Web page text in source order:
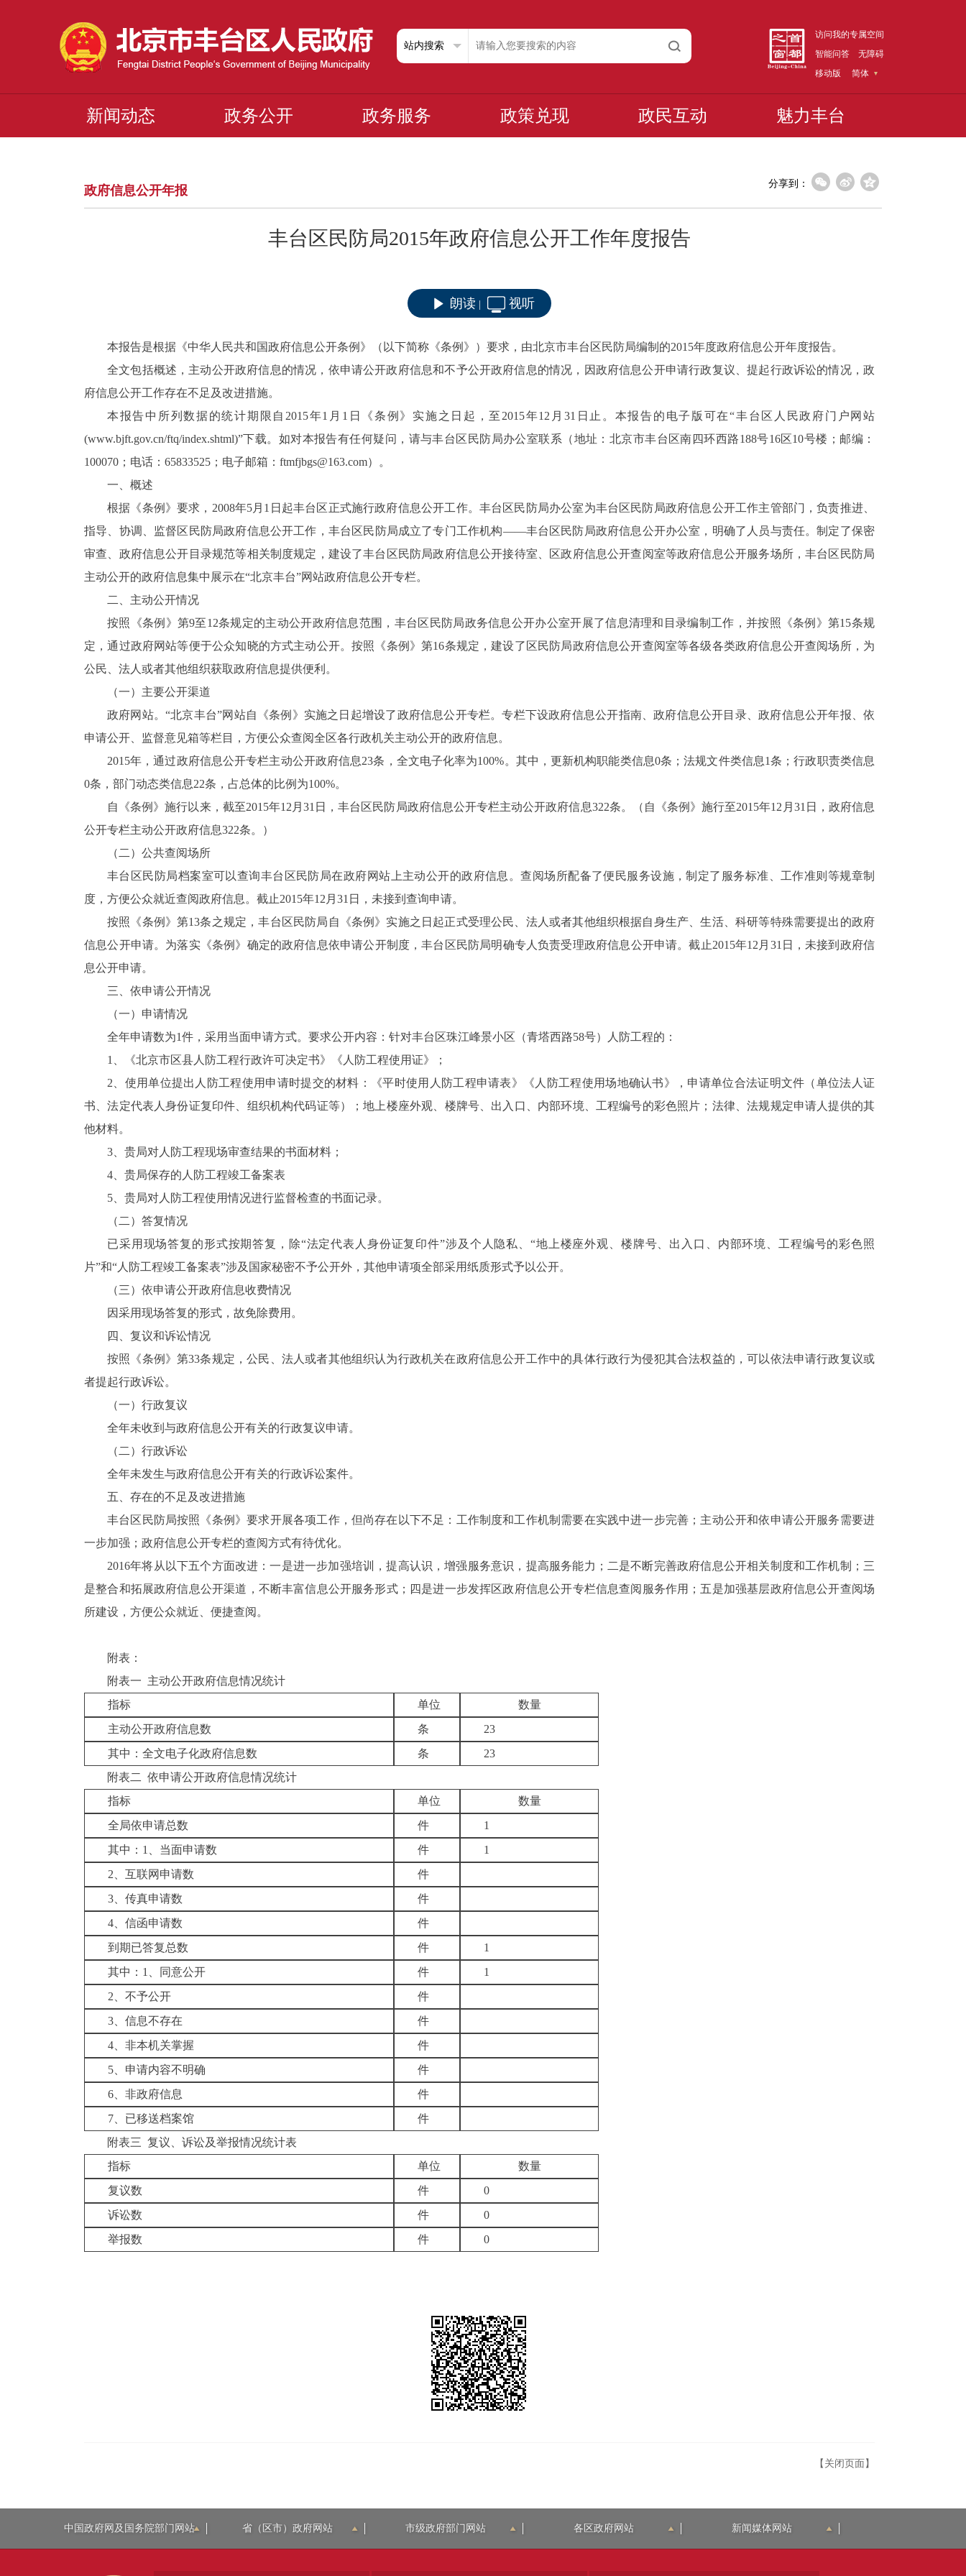
访问我的专属空间
智能问答
无障碍
移动版
简体
新闻动态 政务公开 政务服务 政策兑现 政民互动 魅力丰台
政府信息公开年报 分享到：
丰台区民防局2015年政府信息公开工作年度报告
朗读 视听
本报告是根据《中华人民共和国政府信息公开条例》（以下简称《条例》）要求，由北京市丰台区民防局编制的2015年度政府信息公开年度报告。
全文包括概述，主动公开政府信息的情况，依申请公开政府信息和不予公开政府信息的情况，因政府信息公开申请行政复议、提起行政诉讼的情况，政
府信息公开工作存在不足及改进措施。
本报告中所列数据的统计期限自2015年1月1日《条例》实施之日起，至2015年12月31日止。本报告的电子版可在“丰台区人民政府门户网站
(www.bjft.gov.cn/ftq/index.shtml)”下载。如对本报告有任何疑问，请与丰台区民防局办公室联系（地址：北京市丰台区南四环西路188号16区10号楼；邮编：
100070；电话：65833525；电子邮箱：ftmfjbgs@163.com）。
一、概述
根据《条例》要求，2008年5月1日起丰台区正式施行政府信息公开工作。丰台区民防局办公室为丰台区民防局政府信息公开工作主管部门，负责推进、
指导、协调、监督区民防局政府信息公开工作，丰台区民防局成立了专门工作机构——丰台区民防局政府信息公开办公室，明确了人员与责任。制定了保密
审查、政府信息公开目录规范等相关制度规定，建设了丰台区民防局政府信息公开接待室、区政府信息公开查阅室等政府信息公开服务场所，丰台区民防局
主动公开的政府信息集中展示在“北京丰台”网站政府信息公开专栏。
二、主动公开情况
按照《条例》第9至12条规定的主动公开政府信息范围，丰台区民防局政务信息公开办公室开展了信息清理和目录编制工作，并按照《条例》第15条规
定，通过政府网站等便于公众知晓的方式主动公开。按照《条例》第16条规定，建设了区民防局政府信息公开查阅室等各级各类政府信息公开查阅场所，为
公民、法人或者其他组织获取政府信息提供便利。
（一）主要公开渠道
政府网站。“北京丰台”网站自《条例》实施之日起增设了政府信息公开专栏。专栏下设政府信息公开指南、政府信息公开目录、政府信息公开年报、依
申请公开、监督意见箱等栏目，方便公众查阅全区各行政机关主动公开的政府信息。
2015年，通过政府信息公开专栏主动公开政府信息23条，全文电子化率为100%。其中，更新机构职能类信息0条；法规文件类信息1条；行政职责类信息
0条，部门动态类信息22条，占总体的比例为100%。
自《条例》施行以来，截至2015年12月31日，丰台区民防局政府信息公开专栏主动公开政府信息322条。（自《条例》施行至2015年12月31日，政府信息
公开专栏主动公开政府信息322条。）
（二）公共查阅场所
丰台区民防局档案室可以查询丰台区民防局在政府网站上主动公开的政府信息。查阅场所配备了便民服务设施，制定了服务标准、工作准则等规章制
度，方便公众就近查阅政府信息。截止2015年12月31日，未接到查询申请。
按照《条例》第13条之规定，丰台区民防局自《条例》实施之日起正式受理公民、法人或者其他组织根据自身生产、生活、科研等特殊需要提出的政府
信息公开申请。为落实《条例》确定的政府信息依申请公开制度，丰台区民防局明确专人负责受理政府信息公开申请。截止2015年12月31日，未接到政府信
息公开申请。
三、依申请公开情况
（一）申请情况
全年申请数为1件，采用当面申请方式。要求公开内容：针对丰台区珠江峰景小区（青塔西路58号）人防工程的：
1、《北京市区县人防工程行政许可决定书》《人防工程使用证》；
2、使用单位提出人防工程使用申请时提交的材料：《平时使用人防工程申请表》《人防工程使用场地确认书》，申请单位合法证明文件（单位法人证
书、法定代表人身份证复印件、组织机构代码证等）；地上楼座外观、楼牌号、出入口、内部环境、工程编号的彩色照片；法律、法规规定申请人提供的其
他材料。
3、贵局对人防工程现场审查结果的书面材料；
4、贵局保存的人防工程竣工备案表
5、贵局对人防工程使用情况进行监督检查的书面记录。
（二）答复情况
已采用现场答复的形式按期答复，除“法定代表人身份证复印件”涉及个人隐私、“地上楼座外观、楼牌号、出入口、内部环境、工程编号的彩色照
片”和“人防工程竣工备案表”涉及国家秘密不予公开外，其他申请项全部采用纸质形式予以公开。
（三）依申请公开政府信息收费情况
因采用现场答复的形式，故免除费用。
四、复议和诉讼情况
按照《条例》第33条规定，公民、法人或者其他组织认为行政机关在政府信息公开工作中的具体行政行为侵犯其合法权益的，可以依法申请行政复议或
者提起行政诉讼。
（一）行政复议
全年未收到与政府信息公开有关的行政复议申请。
（二）行政诉讼
全年未发生与政府信息公开有关的行政诉讼案件。
五、存在的不足及改进措施
丰台区民防局按照《条例》要求开展各项工作，但尚存在以下不足：工作制度和工作机制需要在实践中进一步完善；主动公开和依申请公开服务需要进
一步加强；政府信息公开专栏的查阅方式有待优化。
2016年将从以下五个方面改进：一是进一步加强培训，提高认识，增强服务意识，提高服务能力；二是不断完善政府信息公开相关制度和工作机制；三
是整合和拓展政府信息公开渠道，不断丰富信息公开服务形式；四是进一步发挥区政府信息公开专栏信息查阅服务作用；五是加强基层政府信息公开查阅场
所建设，方便公众就近、便捷查阅。
附表：
附表一 主动公开政府信息情况统计
指标
单位
数量
主动公开政府信息数
条
23
其中：全文电子化政府信息数
条
23
附表二 依申请公开政府信息情况统计
指标
单位
数量
全局依申请总数
件
1
其中： 1 、当面申请数 件
1
2 、互联网申请数
件
3 、传真申请数
件
4 、信函申请数
件
到期已答复总数
件
1
其中： 1 同意公开 件
1
2 、不予公开
件
3 、信息不存在
件
4 、非本机关掌握
件
5 、申请内容不明确
件
6
非政府信息
件
7
已移送档案馆
件
附表三 复议、诉讼及举报情况统计表
指标
单位
数量
复议数
件
0
诉讼数
件
0
举报数
件 0
【关闭页面】
中国政府网及国务院部门网站 省（区市）政府网站 市级政府部门网站 各区政府网站 新闻媒体网站